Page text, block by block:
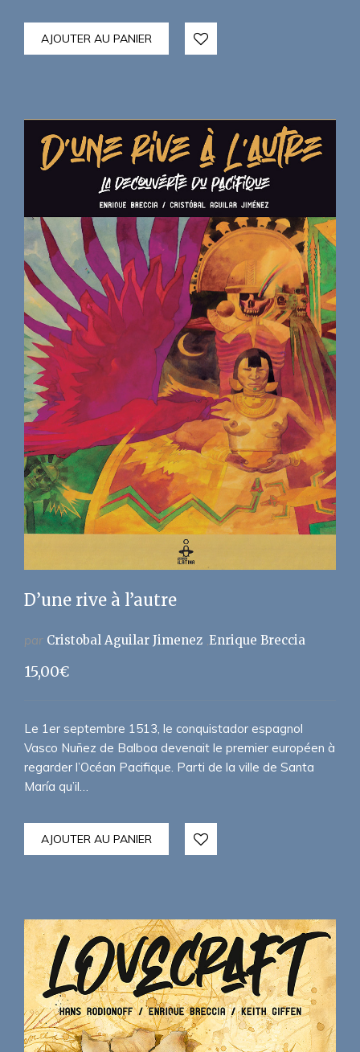
AJOUTER AU PANIER
D’une rive à l’autre
par Cristobal Aguilar Jimenez Enrique Breccia
15,00€
Le 1er septembre 1513, le conquistador espagnol
Vasco Nuñez de Balboa devenait le premier européen à
regarder l’Océan Pacifique. Parti de la ville de Santa
María qu’il…
AJOUTER AU PANIER